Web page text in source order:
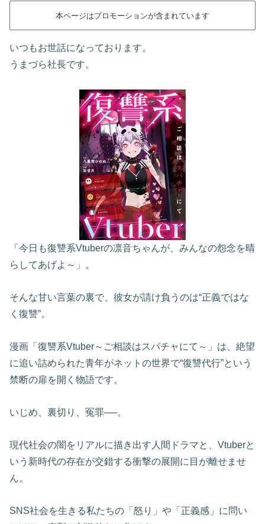
本ページはプロモーションが含まれています
いつもお世話になっております。
うまづら社長です。
「今日も復讐系Vtuberの凛音ちゃんが、みんなの怨念を晴
らしてあげよ～」。
そんな甘い言葉の裏で、彼女が請け負うのは“正義ではな
く復讐”。
漫画「復讐系Vtuber～ご相談はスパチャにて～」は、絶望
に追い詰められた青年がネットの世界で“復讐代行”という
禁断の扉を開く物語です。
いじめ、裏切り、冤罪──。
現代社会の闇をリアルに描き出す人間ドラマと、Vtuberと
いう新時代の存在が交錯する衝撃の展開に目が離せませ
ん。
SNS社会を生きる私たちの「怒り」や「正義感」に問い